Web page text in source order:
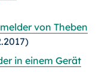
von Theben
in einem Gerät